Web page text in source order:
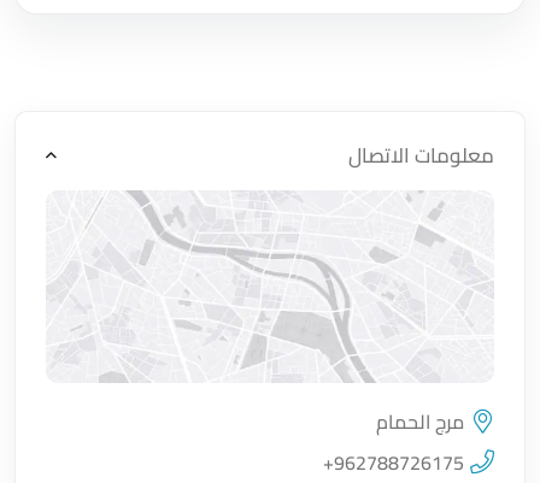
معلومات الاتصال
اضغط لتحميل الموقع
مرج الحمام
+962788726175